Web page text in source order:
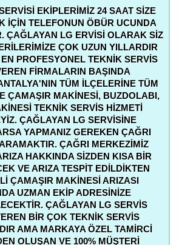
EKIPLERIMIZ 24 SAAT SIZE
IÇIN TELEFONUN ÖBÜR UCUNDA
ÇAĞLAYAN LG ERVISI OLARAK SIZ
ÇOK UZUN YILLARDIR
PROFESYONEL TEKNIK SERVIS
FIRMALARIN BAŞINDA
TÜM ILÇELERINE TÜM
ÇAMAŞIR MAKINESI, BUZDOLABI,
TEKNIK SERVIS HIZMETI
ÇAĞLAYAN LG SERVISINE
YAPMANIZ GEREKEN ÇAĞRI
ÇAĞRI MERKEZIMIZ
HAKKINDA SIZDEN KISA BIR
VE ARIZA TESPIT EDILDIKTEN
ÇAMAŞIR MAKINESI ARIZASI
UZMAN EKIP ADRESINIZE
ÇAĞLAYAN LG SERVIS
BIR ÇOK TEKNIK SERVIS
AMA MARKAYA ÖZEL TAMIRCI
OLUŞAN VE 100% MÜŞTERI